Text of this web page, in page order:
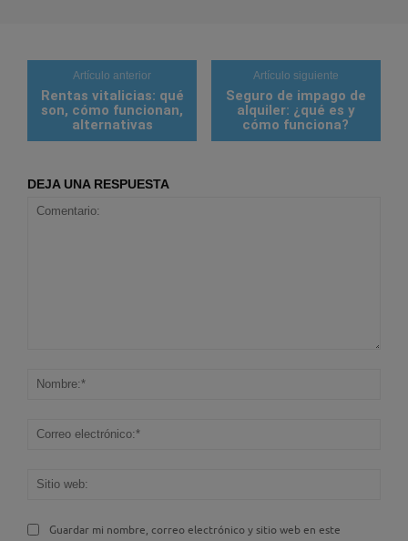
Artículo anterior
Rentas vitalicias: qué
son, cómo funcionan,
alternativas
Artículo siguiente
Seguro de impago de
alquiler: ¿qué es y
cómo funciona?
DEJA UNA RESPUESTA
Guardar mi nombre, correo electrónico y sitio web en este